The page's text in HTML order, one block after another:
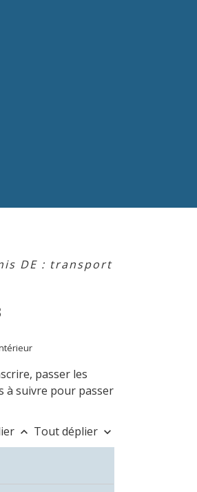
DE : transport
passer les
à suivre pour passer
keyboard_arrow_up Tout déplier keyboard_arrow_down